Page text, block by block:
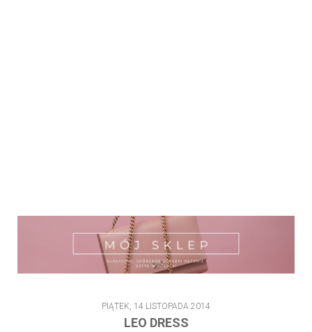
PIĄTEK, 14 LISTOPADA 2014
LEO DRESS